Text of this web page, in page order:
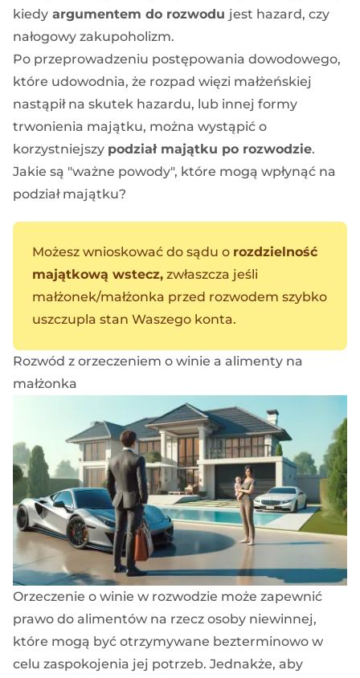
kiedy argumentem do rozwodu jest hazard, czy
nałogowy zakupoholizm.
Po przeprowadzeniu postępowania dowodowego,
które udowodnia, że rozpad więzi małżeńskiej
nastąpił na skutek hazardu, lub innej formy
trwonienia majątku, można wystąpić o
korzystniejszy podział majątku po rozwodzie.
Jakie są "ważne powody", które mogą wpłynąć na
podział majątku?
Możesz wnioskować do sądu o rozdzielność
majątkową wstecz, zwłaszcza jeśli
małżonek/małżonka przed rozwodem szybko
uszczupla stan Waszego konta.
Rozwód z orzeczeniem o winie a alimenty na
małżonka
Orzeczenie o winie w rozwodzie może zapewnić
prawo do alimentów na rzecz osoby niewinnej,
które mogą być otrzymywane bezterminowo w
celu zaspokojenia jej potrzeb. Jednakże, aby